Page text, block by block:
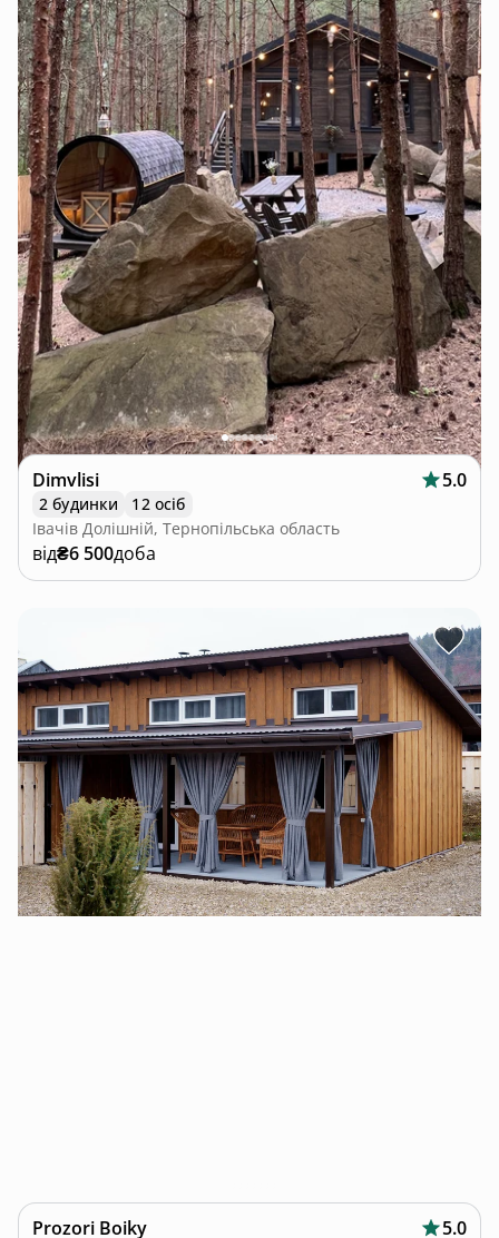
Dimvlisi 5.0
2 будинки
12 осіб
Івачів Долішній, Тернопільська область
від₴6 500доба
Prozori Boiky 5.0